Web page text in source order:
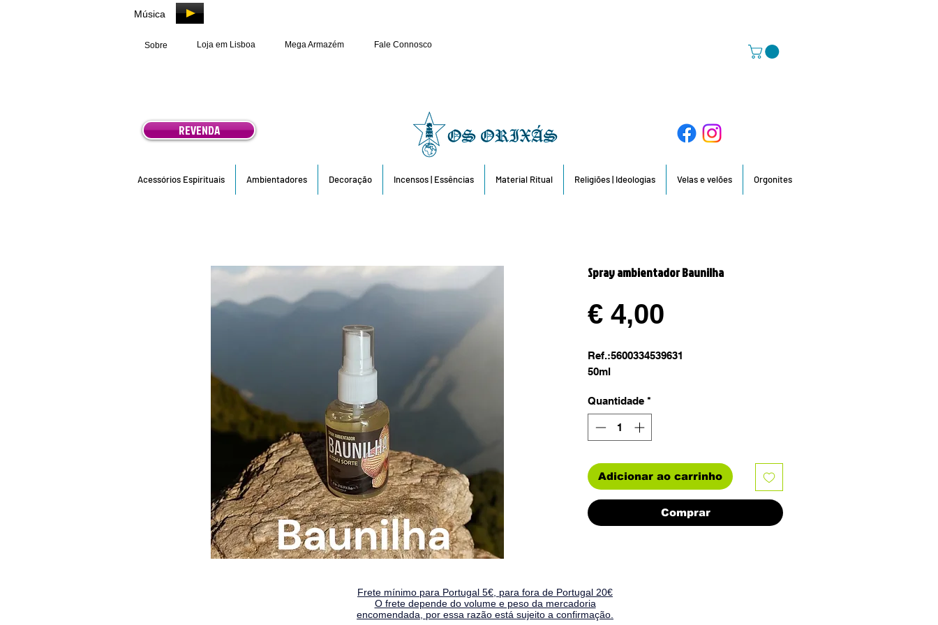
Música
Sobre Loja em Lisboa Mega Armazém Fale Connosco
REVENDA
Acessórios Espirituais Ambientadores Decoração Incensos | Essências Material Ritual Religiões | Ideologias Velas e velões Orgonites
Spray ambientador Baunilha
€ 4,00
Ref.:5600334539631
50ml
Quantidade *
Adicionar ao carrinho
Comprar
Frete mínimo para Portugal 5€, para fora de Portugal 20€
O frete depende do volume e peso da mercadoria
encomendada, por essa razão está sujeito a confirmação.